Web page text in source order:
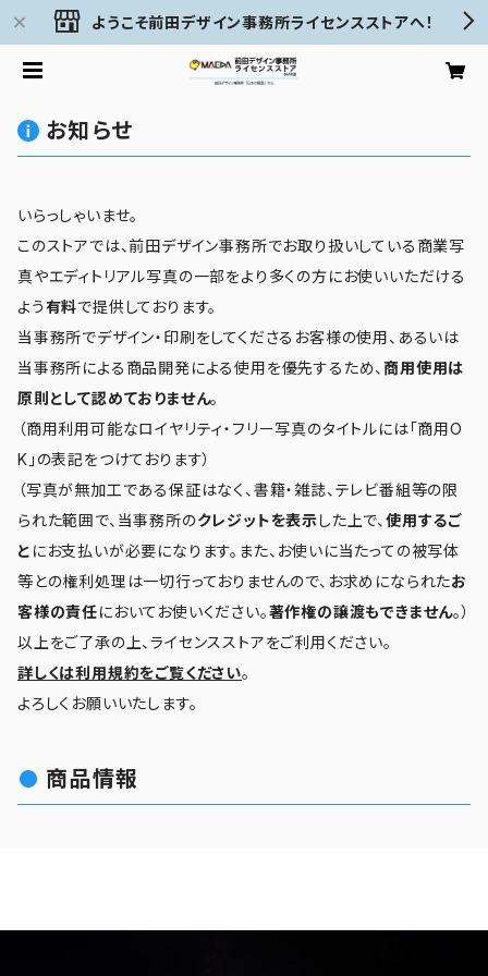
ようこそ前田デザイン事務所ライセンスストアへ！
お知らせ
いらっしゃいませ。
このストアでは、前田デザイン事務所でお取り扱いしている商業写
真やエディトリアル写真の一部をより多くの方にお使いいただける
よう有料で提供しております。
当事務所でデザイン・印刷をしてくださるお客様の使用、あるいは
当事務所による商品開発による使用を優先するため、商用使用は
原則として認めておりません。
（商用利用可能なロイヤリティ・フリー写真のタイトルには「商用O
K」の表記をつけております）
（写真が無加工である保証はなく、書籍・雑誌、テレビ番組等の限
られた範囲で、当事務所のクレジットを表示した上で、使用するご
と にお支払いが必要になります。また、お使いに当たっての被写体
等との権利処理は一切行っておりませんので、お求めになられたお
客様の責任においてお使いください。著作権の譲渡もできません。）
以上をご了承の上、ライセンスストアをご利用ください。
詳しくは利用規約をご覧ください。
よろしくお願いいたします。
商品情報